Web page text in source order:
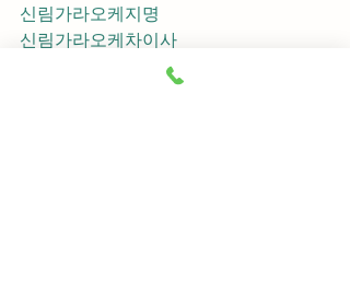
신림가라오케지명
신림가라오케차이사